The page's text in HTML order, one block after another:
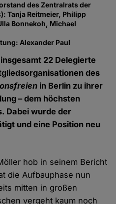
des Zentralrats der
Tanja Reitmeier, Philipp
Bonnekoh, Michael
Alexander Paul
22 Delegierte
des
in Berlin zu ihrer
– dem höchsten
Dabei wurde der
und eine Position neu
hob in seinem Bericht
die Aufbauphase nun
mitten in großen
vergeht kaum noch